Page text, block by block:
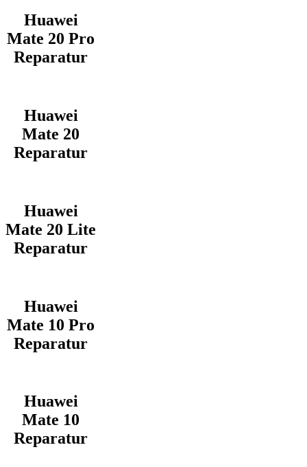
Huawei
Mate 20 Pro
Reparatur
Huawei
Mate 20
Reparatur
Huawei
Mate 20 Lite
Reparatur
Huawei
Mate 10 Pro
Reparatur
Huawei
Mate 10
Reparatur